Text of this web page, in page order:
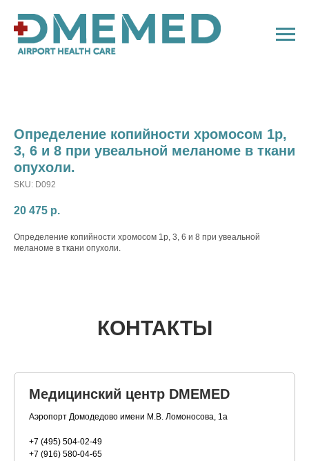
Определение копийности хромосом 1p,
3, 6 и 8 при увеальной меланоме в ткани
опухоли.
SKU: D092
20 475 р.
Определение копийности хромосом 1p, 3, 6 и 8 при увеальной
меланоме в ткани опухоли.
КОНТАКТЫ
Медицинский центр DMEMED
Аэропорт Домодедово имени М.В. Ломоносова, 1а
+7 (495) 504-02-49
+7 (916) 580-04-65